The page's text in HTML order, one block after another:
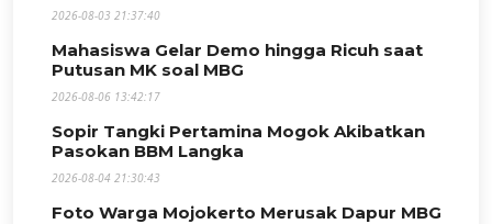
2026-08-03 21:37:40
Mahasiswa Gelar Demo hingga Ricuh saat
Putusan MK soal MBG
2026-08-06 13:42:17
Sopir Tangki Pertamina Mogok Akibatkan
Pasokan BBM Langka
2026-08-04 21:30:43
Foto Warga Mojokerto Merusak Dapur MBG